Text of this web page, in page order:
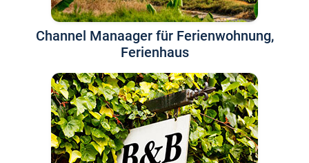
Channel Manaager für Ferienwohnung,
Ferienhaus